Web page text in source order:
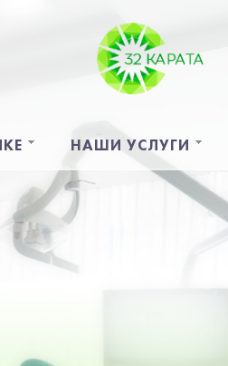
НАШИ УСЛУГИ
территория
и хорошего